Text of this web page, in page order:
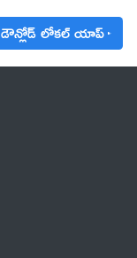
డౌన్లోడ్ లోకల్ యాప్